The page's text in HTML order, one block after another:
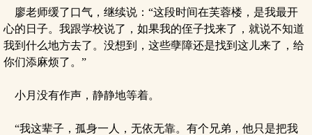
廖老师缓了口气，继续说：“这段时间在芙蓉楼，是我最开
心的日子。我跟学校说了，如果我的侄子找来了，就说不知道
我到什么地方去了。没想到，这些孽障还是找到这儿来了，给
你们添麻烦了。”
小月没有作声，静静地等着。
“我这辈子，孤身一人，无依无靠。有个兄弟，他只是把我